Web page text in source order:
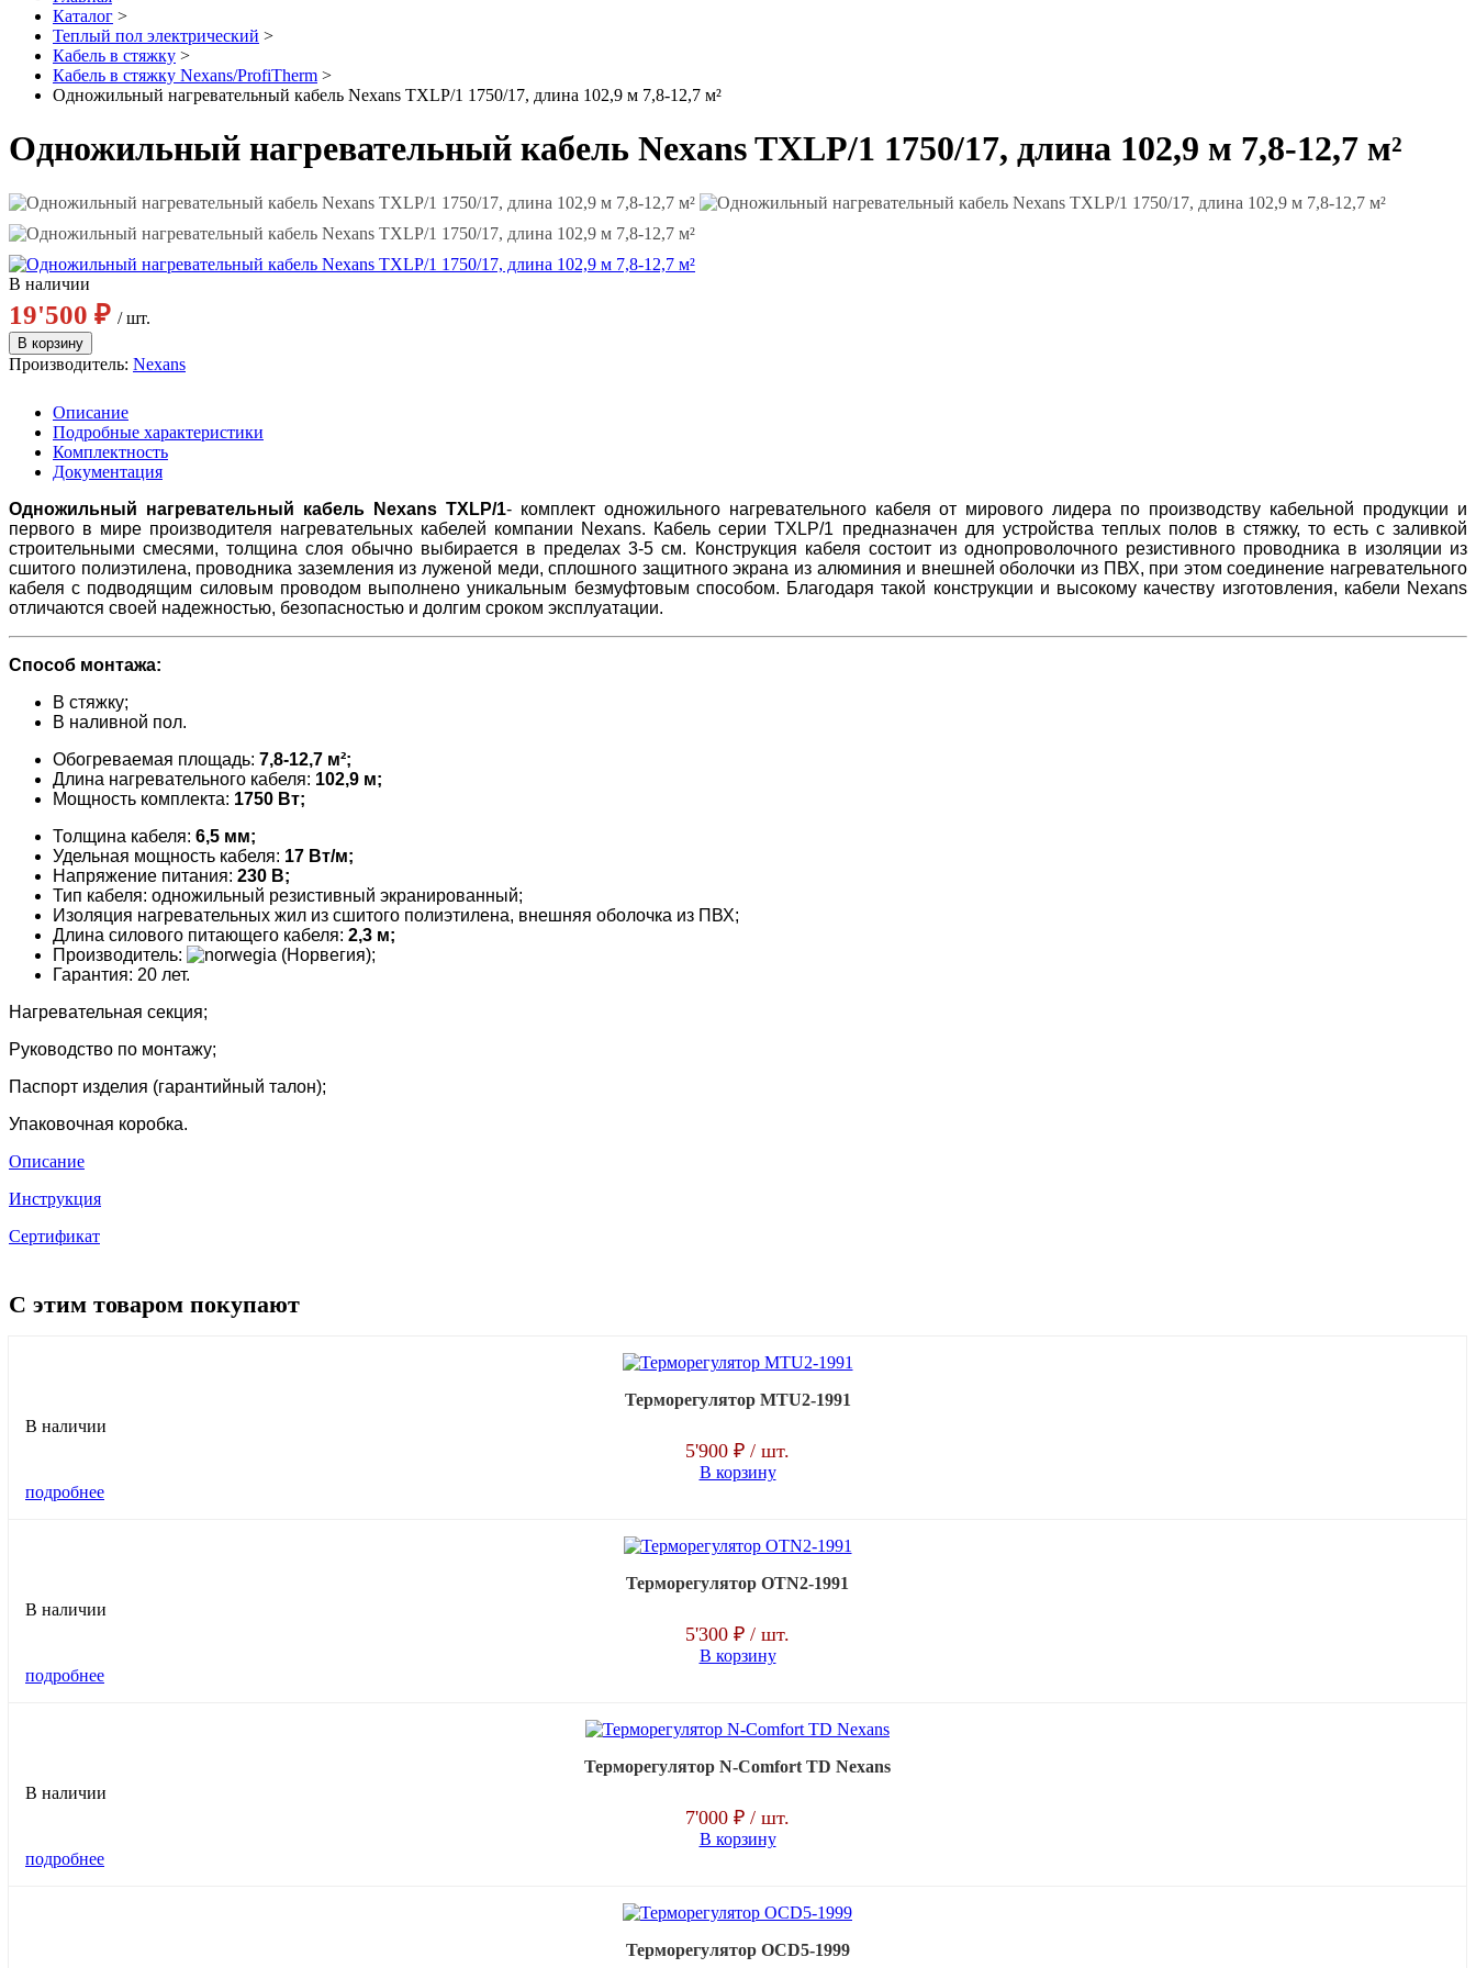
Каталог >
Теплый пол электрический >
Кабель в стяжку >
Кабель в стяжку Nexans/ProfiTherm >
Одножильный нагревательный кабель Nexans TXLP/1 1750/17, длина 102,9 м 7,8-12,7 м²
Одножильный нагревательный кабель Nexans TXLP/1 1750/17, длина 102,9 м 7,8-12,7 м²
В наличии
19'500 ₽ / шт.
Производитель: Nexans
Описание
Подробные характеристики
Комплектность
Документация
Одножильный нагревательный кабель Nexans TXLP/1- комплект одножильного нагревательного кабеля от мирового лидера по производству кабельной продукции и
первого в мире производителя нагревательных кабелей компании Nexans. Кабель серии TXLP/1 предназначен для устройства теплых полов в стяжку, то есть с заливкой
строительными смесями, толщина слоя обычно выбирается в пределах 3-5 см. Конструкция кабеля состоит из однопроволочного резистивного проводника в изоляции из
сшитого полиэтилена, проводника заземления из луженой меди, сплошного защитного экрана из алюминия и внешней оболочки из ПВХ, при этом соединение нагревательного
кабеля с подводящим силовым проводом выполнено уникальным безмуфтовым способом. Благодаря такой конструкции и высокому качеству изготовления, кабели Nexans
отличаются своей надежностью, безопасностью и долгим сроком эксплуатации.
Способ монтажа:
В стяжку;
В наливной пол.
Обогреваемая площадь: 7,8-12,7 м²;
Длина нагревательного кабеля: 102,9 м;
Мощность комплекта: 1750 Вт;
Толщина кабеля: 6,5 мм;
Удельная мощность кабеля: 17 Вт/м;
Напряжение питания: 230 В;
Тип кабеля: одножильный резистивный экранированный;
Изоляция нагревательных жил из сшитого полиэтилена, внешняя оболочка из ПВХ;
Длина силового питающего кабеля: 2,3 м;
Производитель:
(Норвегия);
Гарантия: 20 лет.
Нагревательная секция;
Руководство по монтажу;
Паспорт изделия (гарантийный талон);
Упаковочная коробка.
Описание
Инструкция
Сертификат
С этим товаром покупают
Терморегулятор MTU2-1991
В наличии
5'900 ₽ / шт.
В корзину
подробнее
Терморегулятор OTN2-1991
В наличии
5'300 ₽ / шт.
В корзину
подробнее
Терморегулятор N-Comfort TD Nexans
В наличии
7'000 ₽ / шт.
В корзину
подробнее
Терморегулятор OCD5-1999